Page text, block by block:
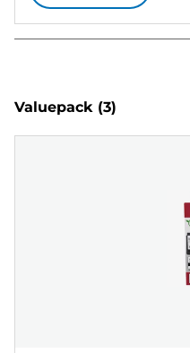
Valuepack (3)